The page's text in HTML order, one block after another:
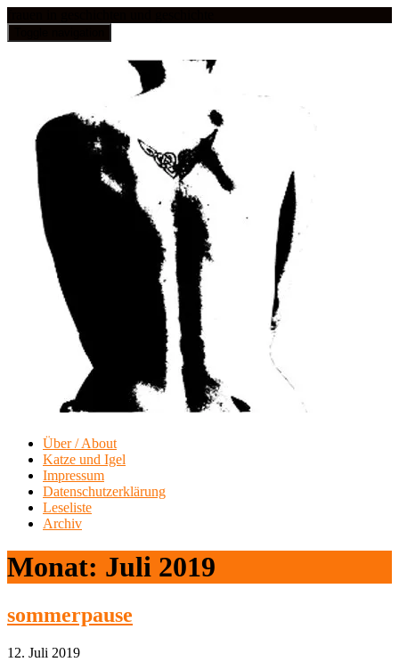
Über / About
Katze und Igel
Impressum
Datenschutzerklärung
Leseliste
Archiv
Monat: Juli 2019
sommerpause
12. Juli 2019